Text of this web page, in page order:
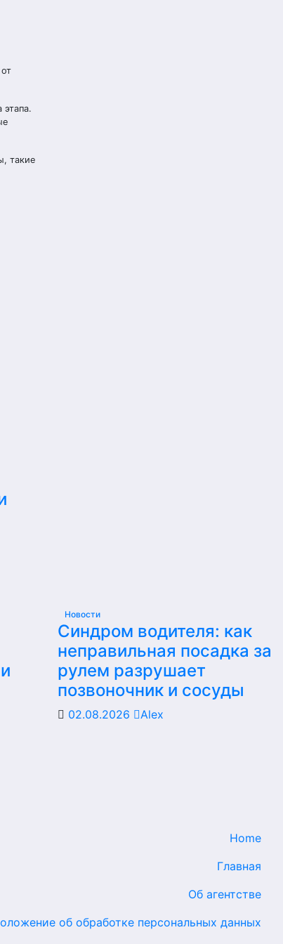
этапа.
такие
Новости
Синдром водителя: как
неправильная посадка за
рулем разрушает
позвоночник и сосуды
02.08.2026 Alex
Home
Главная
Об агентстве
об обработке персональных данных